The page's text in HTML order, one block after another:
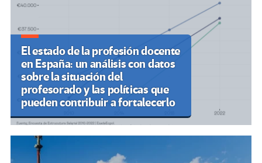
El estado de la profesión docente
en España: un análisis con datos
sobre la situación del
profesorado y las políticas que
pueden contribuir a fortalecerlo